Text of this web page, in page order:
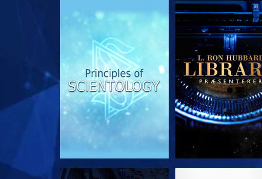
UDFORSK SERIEN UDFORSK SERIEN